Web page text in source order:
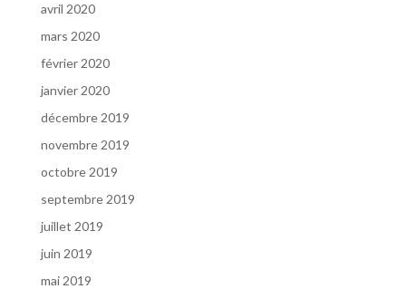
avril 2020
mars 2020
février 2020
janvier 2020
décembre 2019
novembre 2019
octobre 2019
septembre 2019
juillet 2019
juin 2019
mai 2019